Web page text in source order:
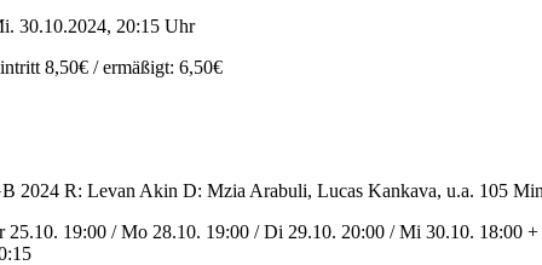
30.10.2024, 20:15 Uhr
8,50€ / ermäßigt: 6,50€
2024 R: Levan Akin D: Mzia Arabuli, Lucas Kankava, u.a. 105
25.10. 19:00 / Mo 28.10. 19:00 / Di 29.10. 20:00 / Mi 30.10. 18:00 +